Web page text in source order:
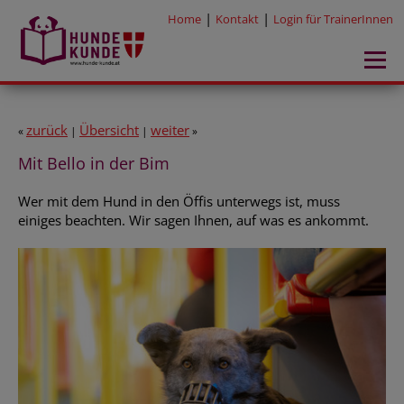
Home | Kontakt | Login für TrainerInnen
«zurück | Übersicht | weiter»
Mit Bello in der Bim
Wer mit dem Hund in den Öffis unterwegs ist, muss
einiges beachten. Wir sagen Ihnen, auf was es ankommt.